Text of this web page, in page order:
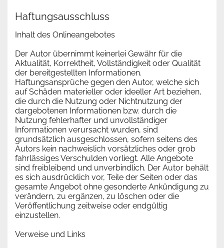
Haftungsausschluss
Inhalt des Onlineangebotes
Der Autor übernimmt keinerlei Gewähr für die
Aktualität, Korrektheit, Vollständigkeit oder Qualität
der bereitgestellten Informationen.
Haftungsansprüche gegen den Autor, welche sich
auf Schäden materieller oder ideeller Art beziehen,
die durch die Nutzung oder Nichtnutzung der
dargebotenen Informationen bzw. durch die
Nutzung fehlerhafter und unvollständiger
Informationen verursacht wurden, sind
grundsätzlich ausgeschlossen, sofern seitens des
Autors kein nachweislich vorsätzliches oder grob
fahrlässiges Verschulden vorliegt. Alle Angebote
sind freibleibend und unverbindlich. Der Autor behält
es sich ausdrücklich vor, Teile der Seiten oder das
gesamte Angebot ohne gesonderte Ankündigung zu
verändern, zu ergänzen, zu löschen oder die
Veröffentlichung zeitweise oder endgültig
einzustellen.
Verweise und Links